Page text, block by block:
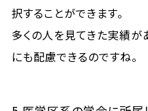
択することができます。
多くの人を見てきた実績が
にも配慮できるのですね。